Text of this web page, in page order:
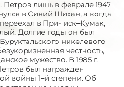
лишь в феврале 1947
в Синий Шихан, а когда
в При- иск–Кумак,
Долгие годы он был
никелевого
честность,
мужество. В 1985 г.
был награжден
войны 1–й степени. Об